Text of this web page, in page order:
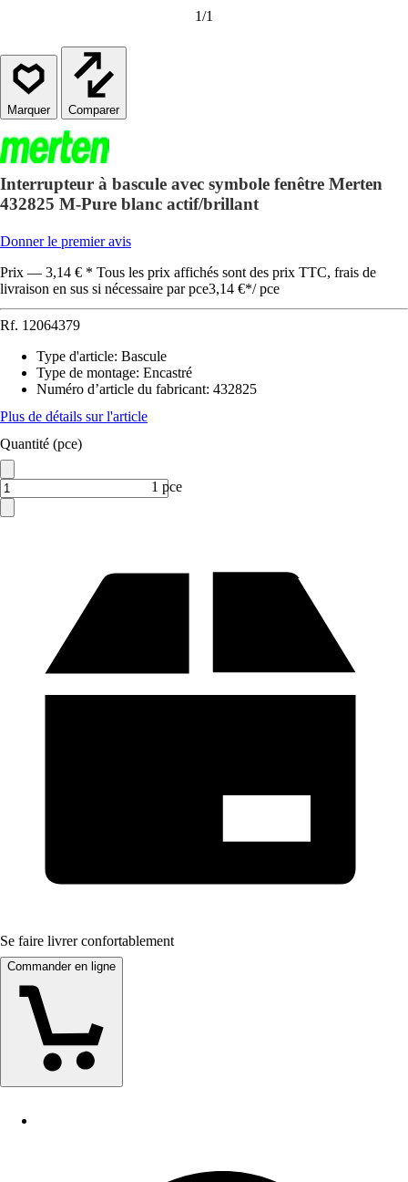
1/1
Comparer
Interrupteur à bascule avec symbole fenêtre Merten
432825 M-Pure blanc actif/brillant
Donner le premier avis
Prix — 3,14 € * Tous les prix affichés sont des prix TTC, frais de
livraison en sus si nécessaire par pce3,14 €*/ pce
Rf. 12064379
Type d'article: Bascule
Type de montage: Encastré
Numéro d’article du fabricant: 432825
Plus de détails sur l'article
Quantité (pce)
1 pce
Se faire livrer confortablement
Commander en ligne